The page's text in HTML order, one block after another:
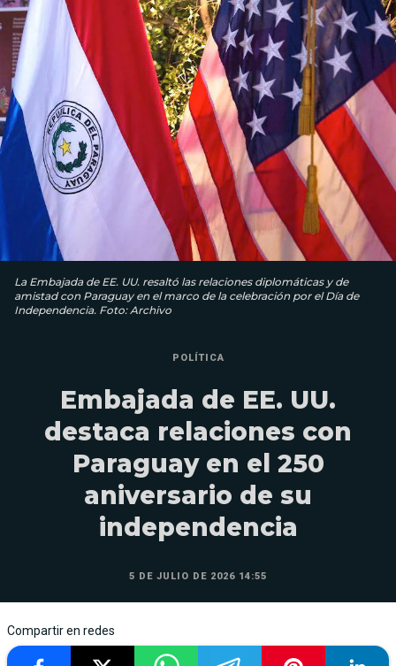
La Embajada de EE. UU. resaltó las relaciones diplomáticas y de
amistad con Paraguay en el marco de la celebración por el Día de
Independencia. Foto: Archivo
POLÍTICA
Embajada de EE. UU.
destaca relaciones con
Paraguay en el 250
aniversario de su
independencia
5 DE JULIO DE 2026 14:55
Compartir en redes